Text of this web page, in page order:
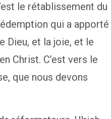
le rétablissement du
qui a apporté
Dieu, et la joie, et le
Christ. C’est vers le
que nous devons